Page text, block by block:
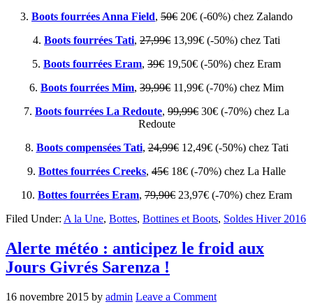
3. Boots fourrées Anna Field, 50€ 20€ (-60%) chez Zalando
4. Boots fourrées Tati, 27,99€ 13,99€ (-50%) chez Tati
5. Boots fourrées Eram, 39€ 19,50€ (-50%) chez Eram
6. Boots fourrées Mim, 39,99€ 11,99€ (-70%) chez Mim
7. Boots fourrées La Redoute, 99,99€ 30€ (-70%) chez La
Redoute
8. Boots compensées Tati,24,99€12,49€ (-50%) chez Tati
9. Bottes fourrées Creeks, 45€ 18€ (-70%) chez La Halle
10. Bottes fourrées Eram, 79,90€ 23,97€ (-70%) chez Eram
Filed Under: A la Une, Bottes, Bottines et Boots, Soldes Hiver 2016
Alerte météo : anticipez le froid aux
Jours Givrés Sarenza !
16 novembre 2015 by admin Leave a Comment